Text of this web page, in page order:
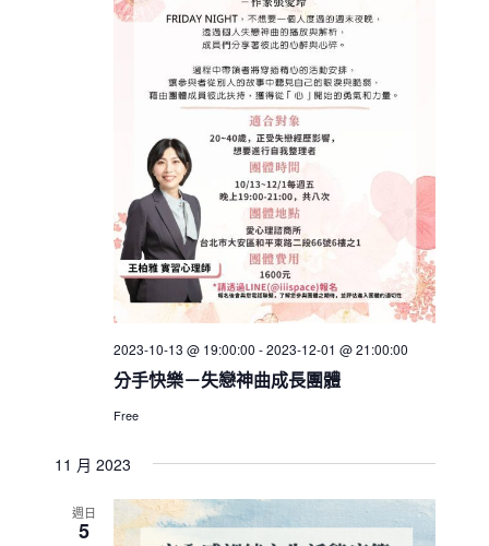
分手快樂－失戀神曲成長團體
2023-10-13 @ 19:00:00 -2023-12-01 @ 21:00:00
Free
11 月 2023
週日
5